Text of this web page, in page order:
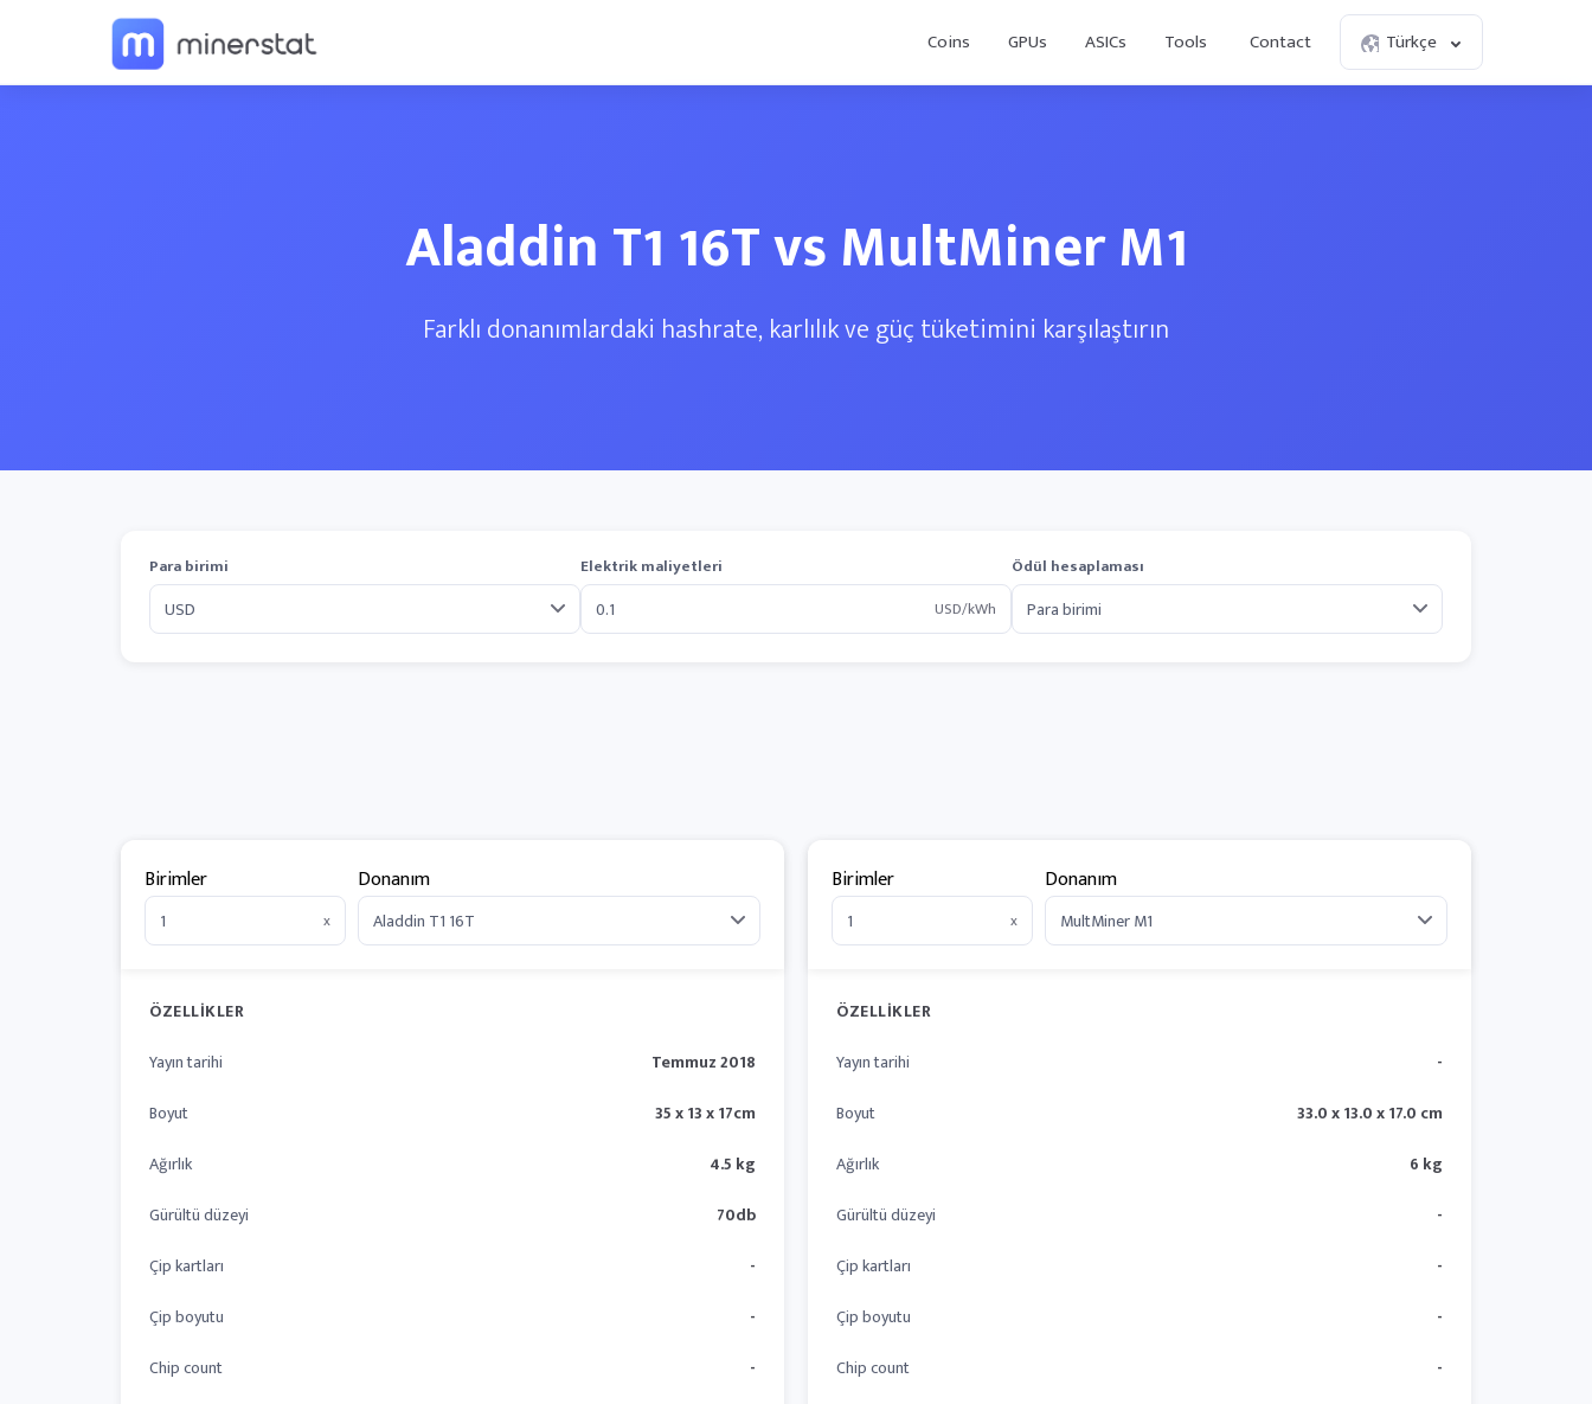
Coins GPUs ASICs Tools Contact Türkçe
Aladdin T1 16T vs MultMiner M1
Farklı donanımlardaki hashrate, karlılık ve güç tüketimini karşılaştırın
Para birimi
Elektrik maliyetleri
USD/kWh
Ödül hesaplaması
Birimler
x
Donanım
ÖZELLIKLER
Yayın tarihi
Temmuz 2018
Boyut
35 x 13 x 17cm
Ağırlık
4.5 kg
Gürültü düzeyi
70db
Çip kartları
-
Çip boyutu
-
Chip count
-
Birimler
x
Donanım
ÖZELLIKLER
Yayın tarihi
-
Boyut
33.0 x 13.0 x 17.0 cm
Ağırlık
6 kg
Gürültü düzeyi
-
Çip kartları
-
Çip boyutu
-
Chip count
-